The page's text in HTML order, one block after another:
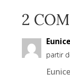
2
partir